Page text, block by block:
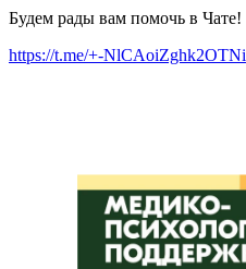
Будем рады вам помочь в Чате!
https://t.me/+-NlCAoiZghk2OTNi